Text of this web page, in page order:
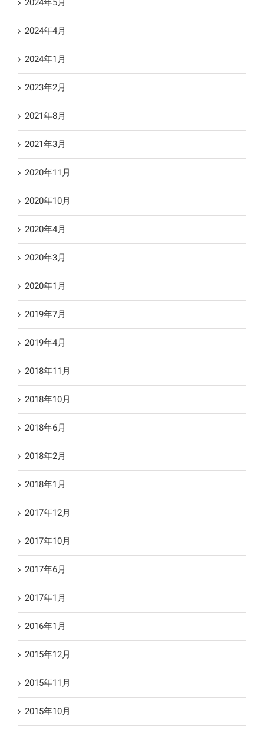
2024年5月
2024年4月
2024年1月
2023年2月
2021年8月
2021年3月
2020年11月
2020年10月
2020年4月
2020年3月
2020年1月
2019年7月
2019年4月
2018年11月
2018年10月
2018年6月
2018年2月
2018年1月
2017年12月
2017年10月
2017年6月
2017年1月
2016年1月
2015年12月
2015年11月
2015年10月